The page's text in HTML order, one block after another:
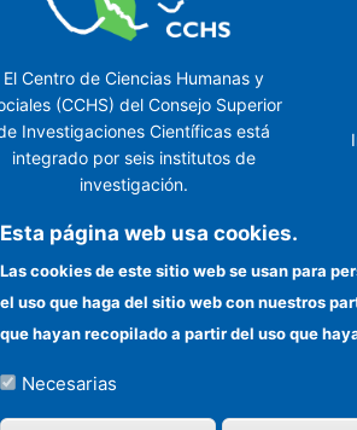
El Centro de Ciencias Humanas y
(CCHS) del Consejo Superior
Investigaciones Científicas está
integrado por seis institutos de
investigación.
2026 Todos los derechos
Esta página web usa cookies.
Las cookies de este sitio web se usan para
el uso que haga del sitio web con nuestros
que hayan recopilado a partir del uso que
Necesarias